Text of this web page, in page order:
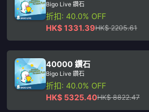
Bigo Live 鑽石
折扣: 40.0% OFF
HK$ 1331.39HK$ 2205.61
40000 鑽石
Bigo Live 鑽石
折扣: 40.0% OFF
HK$ 5325.40HK$ 8822.47